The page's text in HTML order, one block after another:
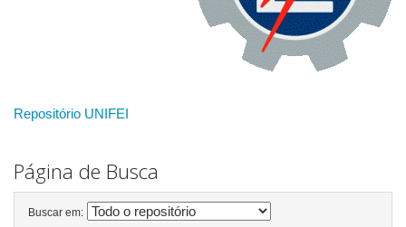
Repositório UNIFEI
Página de Busca
Buscar em: